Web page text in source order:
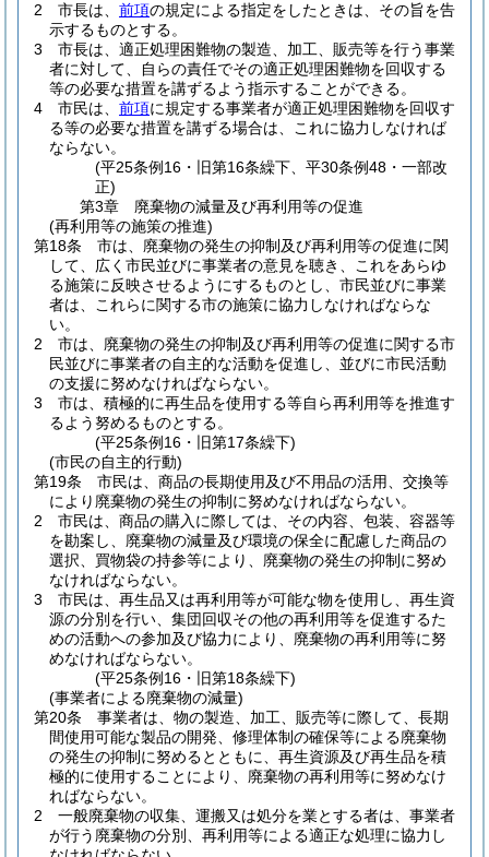
2
市長は、 前項の規定による指定をしたときは、その旨を告
示するものとする。
3
市長は、適正処理困難物の製造、加工、販売等を行う事業
者に対して、自らの責任でその適正処理困難物を回収する
等の必要な措置を講ずるよう指示することができる。
4
市民は、 前項に規定する事業者が適正処理困難物を回収す
る等の必要な措置を講ずる場合は、これに協力しなければ
ならない。
(平25条例16・旧第16条繰下、平30条例48・一部改
正)
第3章
廃棄物の減量及び再利用等の促進
(再利用等の施策の推進)
第18条
市は、廃棄物の発生の抑制及び再利用等の促進に関
して、広く市民並びに事業者の意見を聴き、これをあらゆ
る施策に反映させるようにするものとし、市民並びに事業
者は、これらに関する市の施策に協力しなければならな
い。
2
市は、廃棄物の発生の抑制及び再利用等の促進に関する市
民並びに事業者の自主的な活動を促進し、並びに市民活動
の支援に努めなければならない。
3
市は、積極的に再生品を使用する等自ら再利用等を推進す
るよう努めるものとする。
(平25条例16・旧第17条繰下)
(市民の自主的行動)
第19条
市民は、商品の長期使用及び不用品の活用、交換等
により廃棄物の発生の抑制に努めなければならない。
2
市民は、商品の購入に際しては、その内容、包装、容器等
を勘案し、廃棄物の減量及び環境の保全に配慮した商品の
選択、買物袋の持参等により、廃棄物の発生の抑制に努め
なければならない。
3
市民は、再生品又は再利用等が可能な物を使用し、再生資
源の分別を行い、集団回収その他の再利用等を促進するた
めの活動への参加及び協力により、廃棄物の再利用等に努
めなければならない。
(平25条例16・旧第18条繰下)
(事業者による廃棄物の減量)
第20条
事業者は、物の製造、加工、販売等に際して、長期
間使用可能な製品の開発、修理体制の確保等による廃棄物
の発生の抑制に努めるとともに、再生資源及び再生品を積
極的に使用することにより、廃棄物の再利用等に努めなけ
ればならない。
2
一般廃棄物の収集、運搬又は処分を業とする者は、事業者
が行う廃棄物の分別、再利用等による適正な処理に協力し